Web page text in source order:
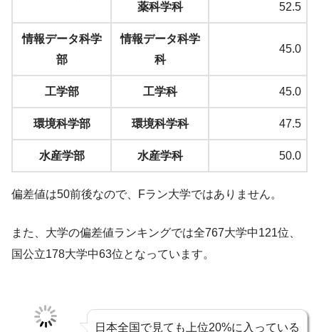
薬科学科 52.5
情報データ科学
部
情報データ科学
科
45.0
工学部 工学科 45.0
環境科学部 環境科学科 47.5
水産学部 水産学科 50.0
偏差値は50前後なので、Fラン大学ではありません。
また、大学の偏差値ランキングでは全767大学中121位、
国公立178大学中63位となっています。
日本全国で見ても上位20%に入っている